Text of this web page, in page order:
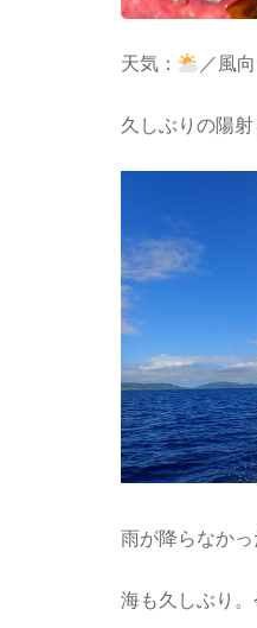
天気： ／風
久しぶりの陽
雨が降らなかっ
海も久しぶり